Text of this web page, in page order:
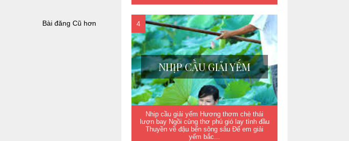
Bài đăng Cũ hơn
NHỊP CẦU GIẢI YẾM
Nhịp cầu giải yếm Hương thơm chè thái
lượn bay Ngồi cùng thơ phú gió lay tình đầu
Thuyền về đậu bến sông sâu Để em giải
yếm bắc...